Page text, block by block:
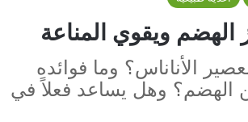
الهضم ويقوي المناعة
الأناناس؟ وما فوائده
الهضم؟ وهل يساعد فعلاً في